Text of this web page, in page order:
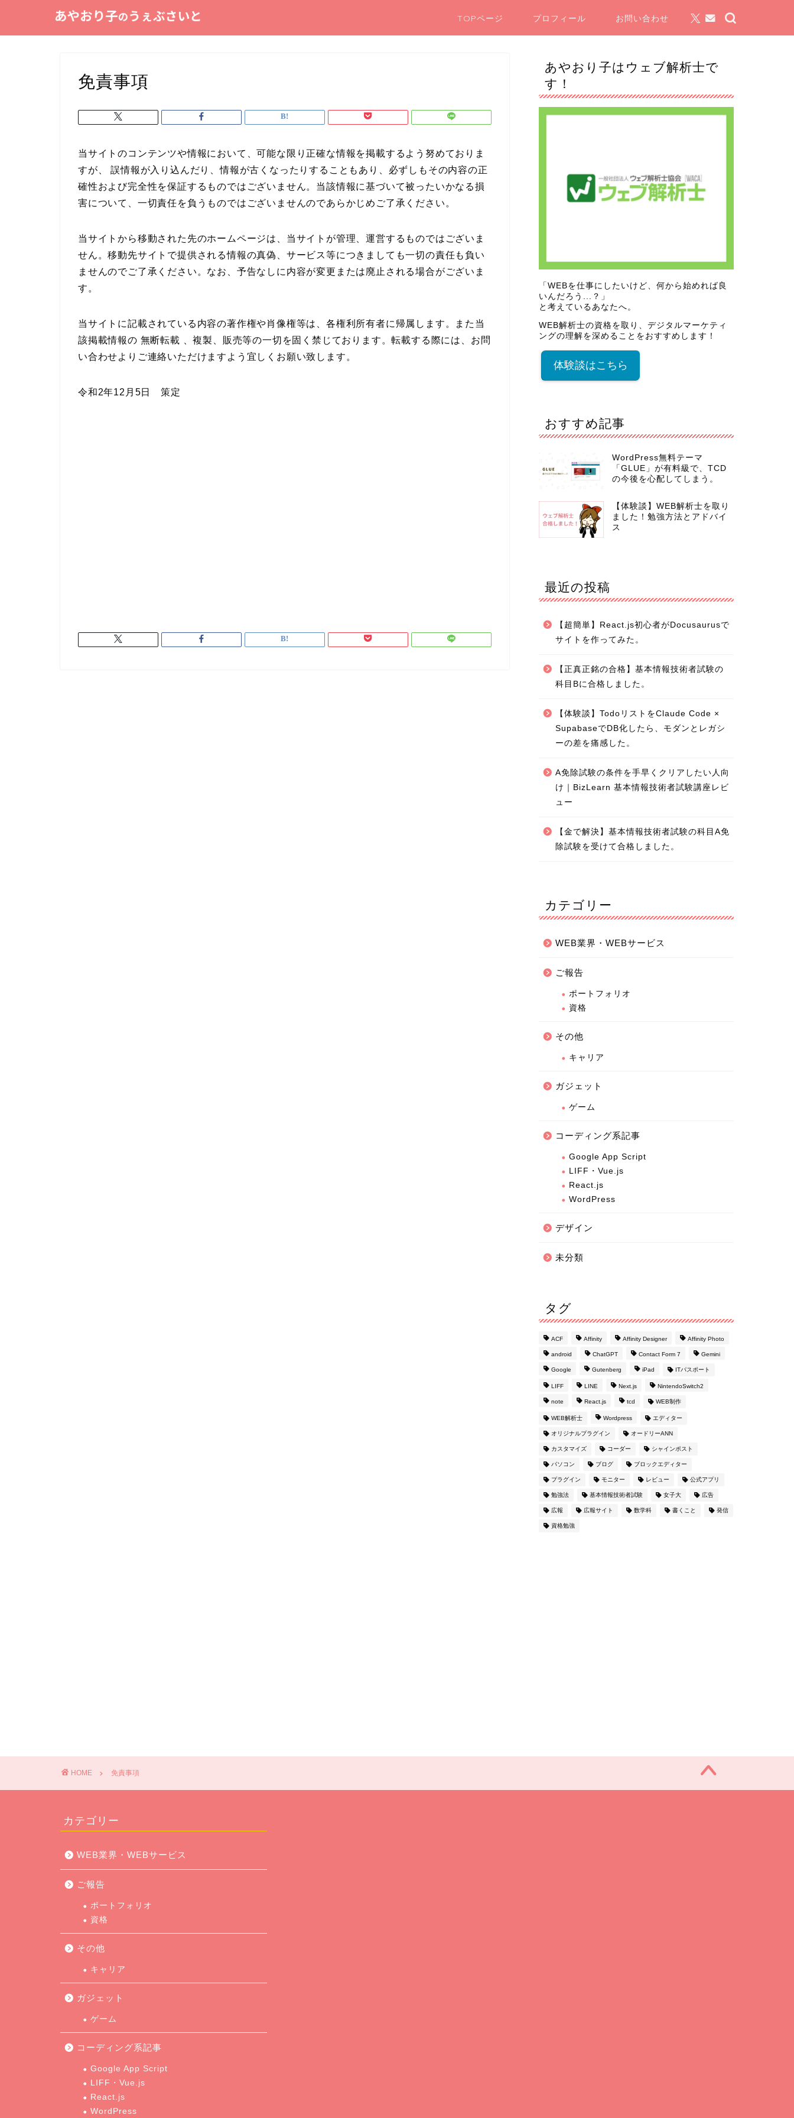
TOPページ プロフィール お問い合わせ
免責事項
当サイトのコンテンツや情報において、可能な限り正確な情報を掲載するよう努めておりま
すが、 誤情報が入り込んだり、情報が古くなったりすることもあり、必ずしもその内容の正
確性および完全性を保証するものではございません。当該情報に基づいて被ったいかなる損
害について、一切責任を負うものではございませんのであらかじめご了承ください。
当サイトから移動された先のホームページは、当サイトが管理、運営するものではございま
せん。移動先サイトで提供される情報の真偽、サービス等につきましても一切の責任も負い
ませんのでご了承ください。なお、予告なしに内容が変更または廃止される場合がございま
す。
当サイトに記載されている内容の著作権や肖像権等は、各権利所有者に帰属します。また当
該掲載情報の 無断転載 、複製、販売等の一切を固く禁じております。転載する際には、お問
い合わせよりご連絡いただけますよう宜しくお願い致します。
令和2年12月5日 策定
あやおり子はウェブ解析士で
す！
「WEBを仕事にしたいけど、何から始めれば良
いんだろう...？」
と考えているあなたへ。
WEB解析士の資格を取り、デジタルマーケティ
ングの理解を深めることをおすすめします！
体験談はこちら
おすすめ記事
WordPress無料テーマ
「GLUE」が有料級で、TCD
の今後を心配してしまう。
【体験談】WEB解析士を取り
ました！勉強方法とアドバイ
ス
最近の投稿
【超簡単】React.js初心者がDocusaurusで
サイトを作ってみた。
【正真正銘の合格】基本情報技術者試験の
科目Bに合格しました。
【体験談】TodoリストをClaude Code ×
SupabaseでDB化したら、モダンとレガシ
ーの差を痛感した。
A免除試験の条件を手早くクリアしたい人向
け｜BizLearn 基本情報技術者試験講座レビ
ュー
【金で解決】基本情報技術者試験の科目A免
除試験を受けて合格しました。
カテゴリー
WEB業界・WEBサービス
ご報告
ポートフォリオ
資格
その他
キャリア
ガジェット
ゲーム
コーディング系記事
Google App Script
LIFF・Vue.js
React.js
WordPress
デザイン
未分類
タグ
ACF Affinity Affinity Designer Affinity Photo
android ChatGPT Contact Form 7 Gemini
Google Gutenberg iPad ITパスポート
LIFF LINE Next.js NintendoSwitch2
note React.js tcd WEB制作
WEB解析士 Wordpress エディター
オリジナルプラグイン オードリーANN
カスタマイズ コーダー シャインポスト
パソコン ブログ ブロックエディター
プラグイン モニター レビュー 公式アプリ
勉強法 基本情報技術者試験 女子大 広告
広報 広報サイト 数学科 書くこと 発信
資格勉強
HOME 免責事項
カテゴリー
WEB業界・WEBサービス
ご報告
ポートフォリオ
資格
その他
キャリア
ガジェット
ゲーム
コーディング系記事
Google App Script
LIFF・Vue.js
React.js
WordPress